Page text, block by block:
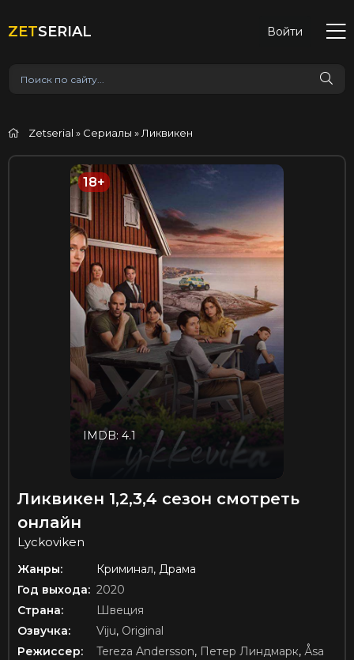
ZETSERIAL Войти
Zetserial » Сериалы » Ликвикен
18+
IMDB: 4.1
Ликвикен 1,2,3,4 сезон смотреть
онлайн
Lyckoviken
Жанры:
Криминал, Драма
Год выхода: 2020
Страна:
Швеция
Озвучка:
Viju, Original
Режиссер:
Tereza Andersson, Петер Линдмарк, Åsa